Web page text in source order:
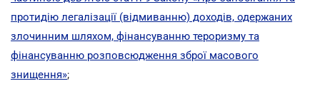
протидію легалізації (відмиванню) доходів, одержаних
злочинним шляхом, фінансуванню тероризму та
фінансуванню розповсюдження зброї масового
знищення»;